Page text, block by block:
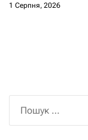
1 Серпня, 2026